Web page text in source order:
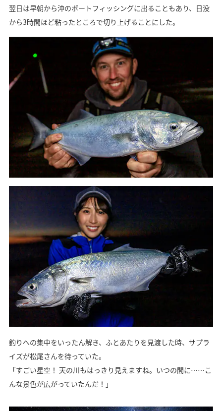
翌日は早朝から沖のボートフィッシングに出ることもあり、日没
から3時間ほど粘ったところで切り上げることにした。
釣りへの集中をいったん解き、ふとあたりを見渡した時、サプラ
イズが松尾さんを待っていた。
「すごい星空！ 天の川もはっきり見えますね。いつの間に……こ
んな景色が広がっていたんだ！」